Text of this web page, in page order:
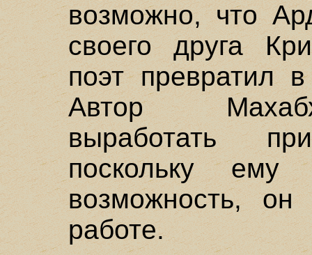
возможно, что
своего друга
поэт превратил
Автор
выработать
поскольку ему
возможность,
работе.